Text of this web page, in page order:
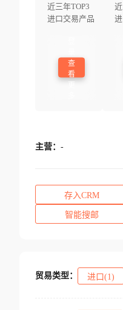
近三年TOP3
进口交易产品
查
看
主营： -
存入CRM
智能搜邮
贸易类型： 进口(1)